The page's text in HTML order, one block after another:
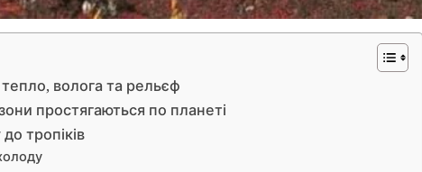
волога та рельєф
простягаються по планеті
тропіків